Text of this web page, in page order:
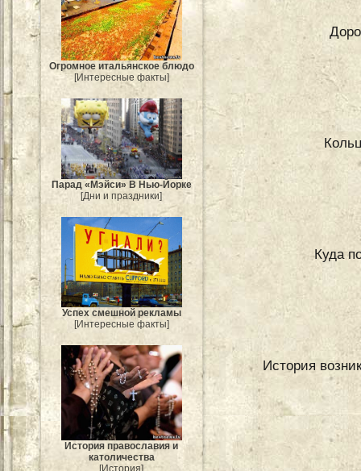
Огромное итальянское блюдо
[Интересные факты]
Парад «Мэйси» В Нью-Йорке
[Дни и праздники]
Успех смешной рекламы
[Интересные факты]
История православия и
католичества
[История]
Куда
История